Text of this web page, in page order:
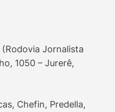
Jornalista
1050 – Jurerê,
Chefin, Predella,